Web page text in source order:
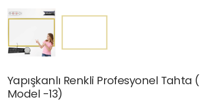
Yapışkanlı Renkli Profesyonel Tahta (
Model -13)